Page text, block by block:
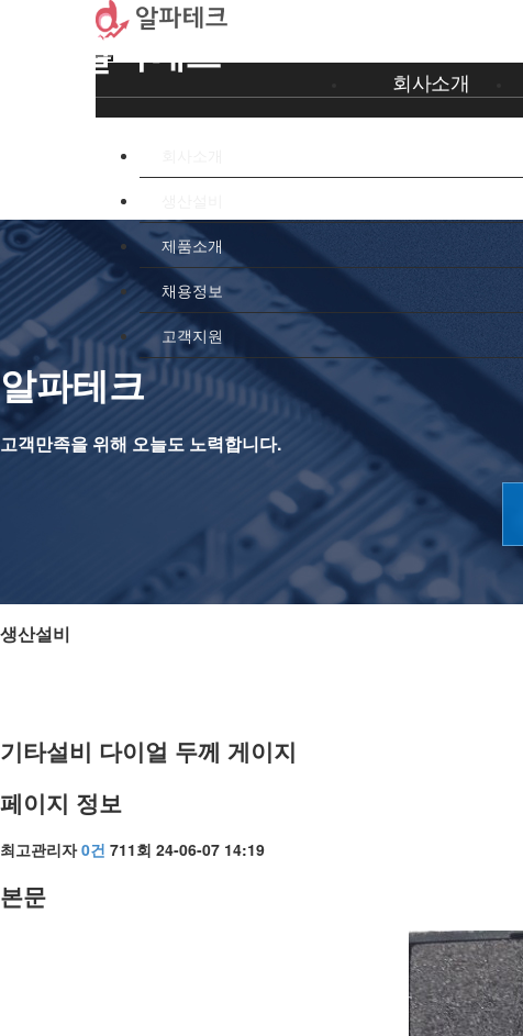
제품소개
채용정보
고객지원
회사소개
알파테크
고객만족을 위해 오늘도 노력합니다.
생산설비
기타설비 다이얼 두께 게이지
페이지 정보
최고관리자 0건 711회 24-06-07 14:19
본문